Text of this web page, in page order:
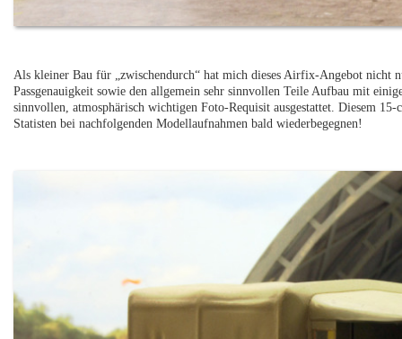
Als kleiner Bau für „zwischendurch“ hat mich dieses Airfix-Angebot nicht
Passgenauigkeit sowie den allgemein sehr sinnvollen Teile Aufbau mit
sinnvollen, atmosphärisch wichtigen Foto-Requisit ausgestattet. Diesem
Statisten bei nachfolgenden Modellaufnahmen bald wiederbegegnen!